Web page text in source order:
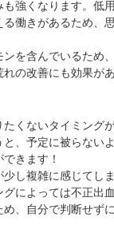
強くなります。低
働きがあるため、
を含んでいるため
の改善にも効果が
くないタイミング
、予定に被らない
きます！
し複雑に感じてし
によっては不正出
、自分で判断せず